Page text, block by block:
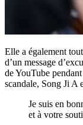
Elle a également
d’un message
de YouTube
scandale, Song Ji A
Je suis en
et à votre